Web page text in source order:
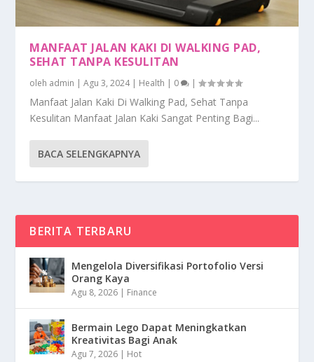
MANFAAT JALAN KAKI DI WALKING PAD,
SEHAT TANPA KESULITAN
oleh admin |Agu 3, 2024| Health | 0 |
Manfaat Jalan Kaki Di Walking Pad, Sehat Tanpa
Kesulitan Manfaat Jalan Kaki Sangat Penting Bagi...
BACA SELENGKAPNYA
BERITA TERBARU
Mengelola Diversifikasi Portofolio Versi
Orang Kaya
Agu 8, 2026 | Finance
Bermain Lego Dapat Meningkatkan
Kreativitas Bagi Anak
Agu 7, 2026 | Hot